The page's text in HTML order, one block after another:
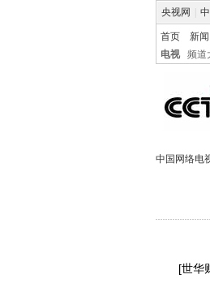
央视网
首页 新闻
电视
频道
中国网络电
[世华财